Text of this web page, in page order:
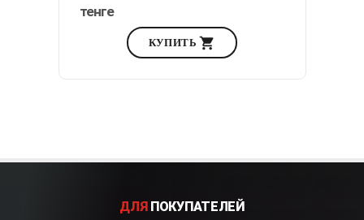
тенге
КУПИТЬ
ДЛЯ ПОКУПАТЕЛЕЙ